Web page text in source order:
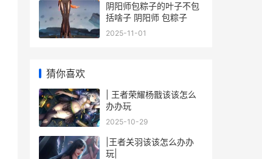
阴阳师包粽子的叶子不包
括啥子 阴阳师 包粽子
2025-11-01
猜你喜欢
| 王者荣耀杨戬该该怎么
办办玩
2025-10-29
|王者关羽该该怎么办办
玩|